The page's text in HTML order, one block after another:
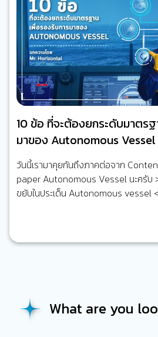
10 ข้อ ที่จะต้องยกระดับมาตร
มาของ Autonomous Vessel
วันนี้เรามาคุยกันถึงภาคต่อจาก
paper Autonomous Vessel นะครับ
ขยับในประเด็น Autonomous vessel
การใส่ความเห็นส่วนตัวเข้าไปด้วย หา
ขออภัยมานะที่นี้ด้วยนะครับ หรือถ้าท่าน
สามารถเข้ามา Comment กันได้ครับ
Regulation ของ IMO ที่เกี่ยวข้องกับก
โดยตรง แต่การทำ Autonomous…
What are you